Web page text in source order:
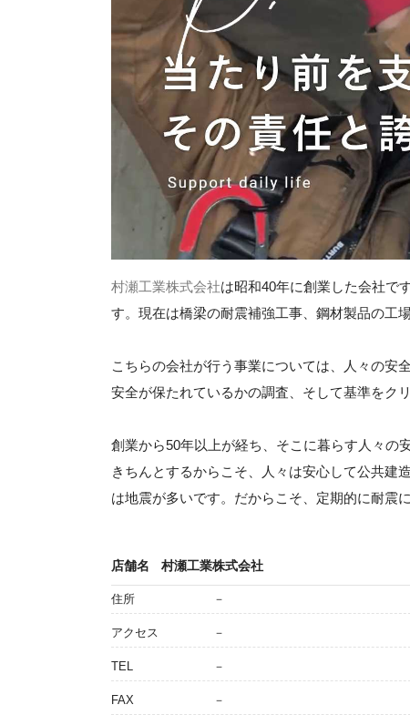
村瀬工業株式会社は昭和40年に創業した会社で
す。現在は橋梁の耐震補強工事、鋼材製品の工
こちらの会社が行う事業については、人々の安
安全が保たれているかの調査、そして基準をク
創業から50年以上が経ち、そこに暮らす人々の
きちんとするからこそ、人々は安心して公共建
は地震が多いです。だからこそ、定期的に耐震
店舗名 村瀬工業株式会社
住所 －
アクセス －
TEL －
FAX －